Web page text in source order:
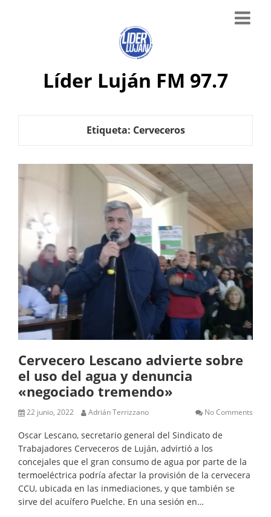
Líder Luján FM 97.7
Etiqueta: Cerveceros
Cervecero Lescano advierte sobre
el uso del agua y denuncia
«negociado tremendo»
22 junio, 2022 Adrián Terrizzano No Comments
Oscar Lescano, secretario general del Sindicato de
Trabajadores Cerveceros de Luján, advirtió a los
concejales que el gran consumo de agua por parte de la
termoeléctrica podría afectar la provisión de la cervecera
CCU, ubicada en las inmediaciones, y que también se
sirve del acuífero Puelche. En una sesión en…